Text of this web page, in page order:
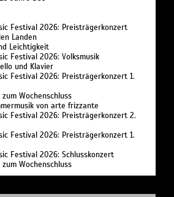
Festival 2026: Preisträgerkonzert
Landen
Leichtigkeit
Festival 2026: Volksmusik
und Klavier
Festival 2026: Preisträgerkonzert 1.
Wochenschluss
von arte frizzante
Festival 2026: Preisträgerkonzert 2.
Festival 2026: Preisträgerkonzert 1.
Festival 2026: Schlusskonzert
Wochenschluss